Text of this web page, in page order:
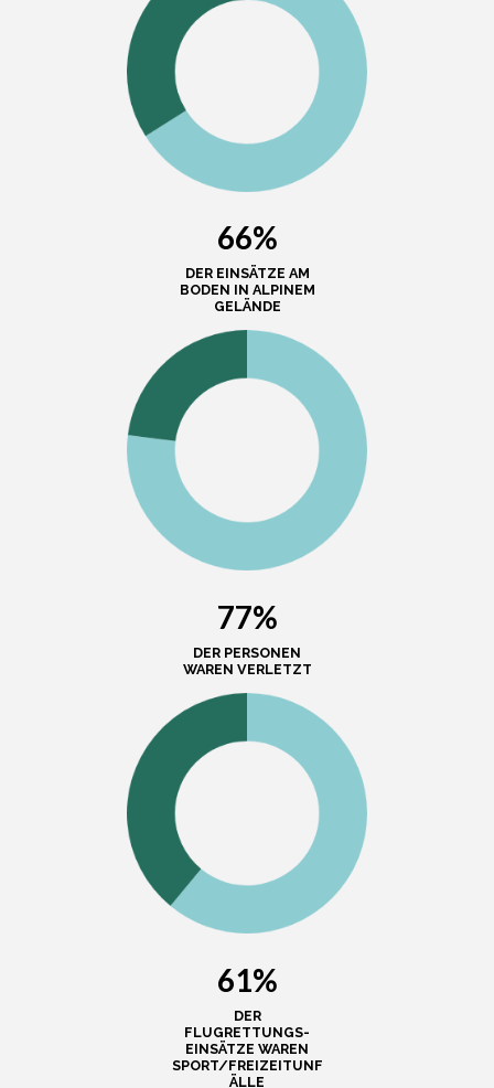
66%
DER EINSÄTZE AM
BODEN IN ALPINEM
GELÄNDE
77%
DER PERSONEN
WAREN VERLETZT
61%
DER
FLUGRETTUNGS-
EINSÄTZE WAREN
SPORT/FREIZEITUNF
ÄLLE